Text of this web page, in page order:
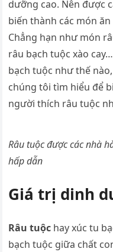
dưỡng cao. Nên được
biến thành các món
Chẳng hạn như món
râu bạch tuộc xào
bạch tuộc như thế
chúng tôi tìm hiểu để
người thích râu tuộc
Râu tuộc được các nhà
hấp dẫn
Giá trị dinh
Râu tuộc hay xúc tu
bạch tuộc giữa chất